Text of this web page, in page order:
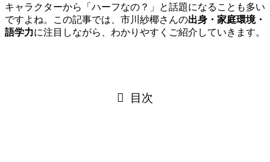
キャラクターから「ハーフなの？」と話題になることも多い
ですよね。この記事では、市川紗椰さんの出身・家庭環境・
語学力に注目しながら、わかりやすくご紹介していきます。
目次